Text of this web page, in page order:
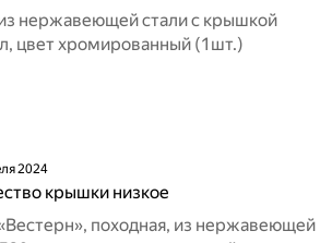
нержавеющей стали с крышкой
цвет хромированный (1шт.)
2024
крышки низкое
походная, из нержавеющей